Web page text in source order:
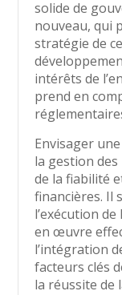
solide de
nouveau, qui
stratégie de
intérêts de
prend en
Envisager
la gestion
de la fiabilité
financières. Il
l’exécution
en œuvre
l’intégration
facteurs clés
la réussite de